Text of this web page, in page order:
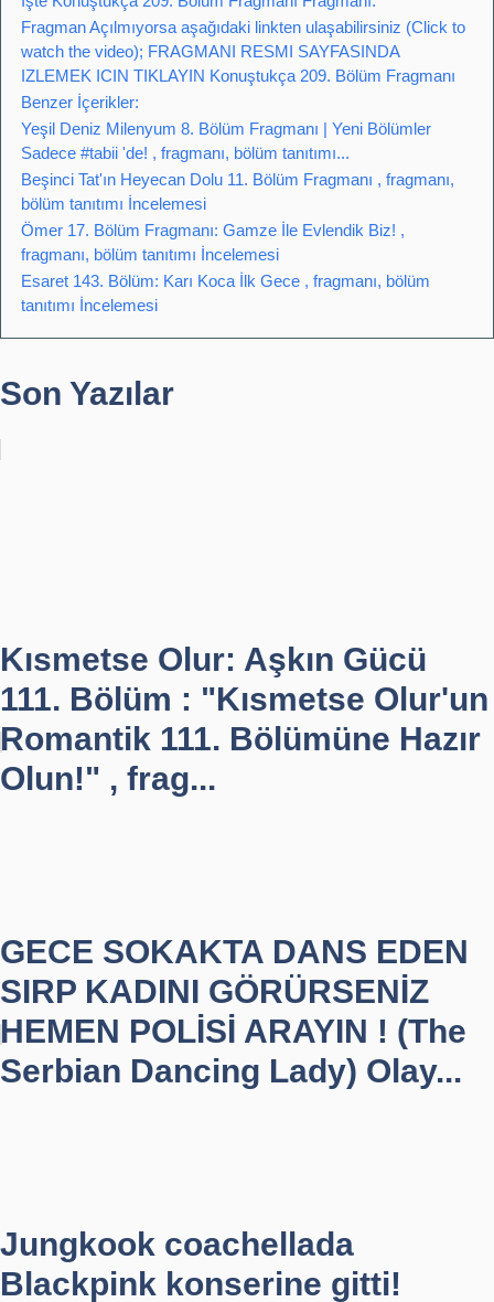
Fragman Açılmıyorsa aşağıdaki linkten ulaşabilirsiniz (Click to
watch the video); FRAGMANI RESMI SAYFASINDA
IZLEMEK ICIN TIKLAYIN Konuştukça 209. Bölüm Fragmanı
Benzer İçerikler:
Yeşil Deniz Milenyum 8. Bölüm Fragmanı | Yeni Bölümler
Sadece #tabii 'de! , fragmanı, bölüm tanıtımı...
Beşinci Tat'ın Heyecan Dolu 11. Bölüm Fragmanı , fragmanı,
bölüm tanıtımı İncelemesi
Ömer 17. Bölüm Fragmanı: Gamze İle Evlendik Biz! ,
fragmanı, bölüm tanıtımı İncelemesi
Esaret 143. Bölüm: Karı Koca İlk Gece , fragmanı, bölüm
tanıtımı İncelemesi
Son Yazılar
Kısmetse Olur: Aşkın Gücü
111. Bölüm : "Kısmetse Olur'un
Romantik 111. Bölümüne Hazır
Olun!" , frag...
GECE SOKAKTA DANS EDEN
SIRP KADINI GÖRÜRSENİZ
HEMEN POLİSİ ARAYIN ! (The
Serbian Dancing Lady) Olay...
Jungkook coachellada
Blackpink konserine gitti!